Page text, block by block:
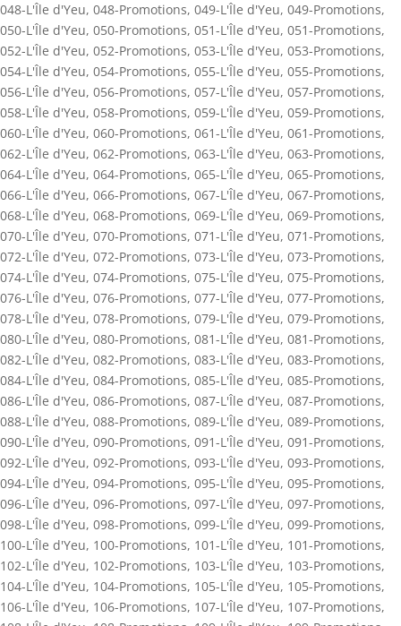
048-L'Île d'Yeu, 048-Promotions, 049-L'Île d'Yeu, 049-Promotions,
050-L'Île d'Yeu, 050-Promotions, 051-L'Île d'Yeu, 051-Promotions,
052-L'Île d'Yeu, 052-Promotions, 053-L'Île d'Yeu, 053-Promotions,
054-L'Île d'Yeu, 054-Promotions, 055-L'Île d'Yeu, 055-Promotions,
056-L'Île d'Yeu, 056-Promotions, 057-L'Île d'Yeu, 057-Promotions,
058-L'Île d'Yeu, 058-Promotions, 059-L'Île d'Yeu, 059-Promotions,
060-L'Île d'Yeu, 060-Promotions, 061-L'Île d'Yeu, 061-Promotions,
062-L'Île d'Yeu, 062-Promotions, 063-L'Île d'Yeu, 063-Promotions,
064-L'Île d'Yeu, 064-Promotions, 065-L'Île d'Yeu, 065-Promotions,
066-L'Île d'Yeu, 066-Promotions, 067-L'Île d'Yeu, 067-Promotions,
068-L'Île d'Yeu, 068-Promotions, 069-L'Île d'Yeu, 069-Promotions,
070-L'Île d'Yeu, 070-Promotions, 071-L'Île d'Yeu, 071-Promotions,
072-L'Île d'Yeu, 072-Promotions, 073-L'Île d'Yeu, 073-Promotions,
074-L'Île d'Yeu, 074-Promotions, 075-L'Île d'Yeu, 075-Promotions,
076-L'Île d'Yeu, 076-Promotions, 077-L'Île d'Yeu, 077-Promotions,
078-L'Île d'Yeu, 078-Promotions, 079-L'Île d'Yeu, 079-Promotions,
080-L'Île d'Yeu, 080-Promotions, 081-L'Île d'Yeu, 081-Promotions,
082-L'Île d'Yeu, 082-Promotions, 083-L'Île d'Yeu, 083-Promotions,
084-L'Île d'Yeu, 084-Promotions, 085-L'Île d'Yeu, 085-Promotions,
086-L'Île d'Yeu, 086-Promotions, 087-L'Île d'Yeu, 087-Promotions,
088-L'Île d'Yeu, 088-Promotions, 089-L'Île d'Yeu, 089-Promotions,
090-L'Île d'Yeu, 090-Promotions, 091-L'Île d'Yeu, 091-Promotions,
092-L'Île d'Yeu, 092-Promotions, 093-L'Île d'Yeu, 093-Promotions,
094-L'Île d'Yeu, 094-Promotions, 095-L'Île d'Yeu, 095-Promotions,
096-L'Île d'Yeu, 096-Promotions, 097-L'Île d'Yeu, 097-Promotions,
098-L'Île d'Yeu, 098-Promotions, 099-L'Île d'Yeu, 099-Promotions,
100-L'Île d'Yeu, 100-Promotions, 101-L'Île d'Yeu, 101-Promotions,
102-L'Île d'Yeu, 102-Promotions, 103-L'Île d'Yeu, 103-Promotions,
104-L'Île d'Yeu, 104-Promotions, 105-L'Île d'Yeu, 105-Promotions,
106-L'Île d'Yeu, 106-Promotions, 107-L'Île d'Yeu, 107-Promotions,